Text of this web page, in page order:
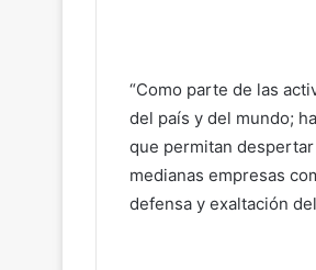
“Como parte de las
del país y del mundo;
que permitan
medianas empresas
defensa y exaltación